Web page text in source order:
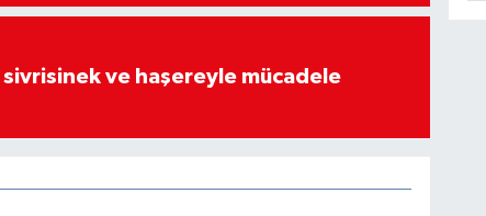
sivrisinek ve haşereyle mücadele